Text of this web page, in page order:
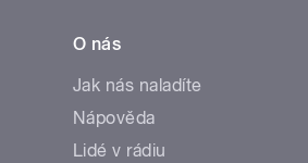
O nás
Jak nás naladíte
Nápověda
Lidé v rádiu